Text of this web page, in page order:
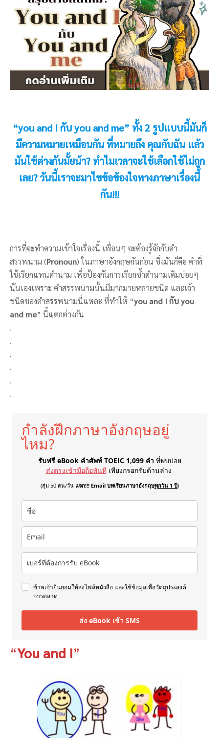
“you and I กับ you and me” ทั้ง 2 รูปแบบนี้มันก็
มีความหมายเหมือนกัน ที่หมายถึง คุณกับฉัน แล้ว
มันใช้ต่างกันมั้ยน้า? ทำไมเวลาจะใช้เลือกใช้ไม่ถูก
เลย? วันนี้เราจะมาไขข้อข้องใจทางภาษาเรื่องนี้
กัน!!!
การที่จะทำความเข้าใจเรื่องนี้ เพื่อนๆ จะต้องรู้จักกับคำ
สรรพนาม (Pronoun) ในภาษาอังกฤษกันก่อน ซึ่งมันก็คือ คำที่
ใช้เรียกแทนคำนาม เพื่อป้องกันการเรียกซ้ำคำนามเดิมบ่อยๆ
นั่นเองเพราะ คำสรรพนามนั้นมีมากมายหลายชนิด และเจ้า
ชนิดของคำสรรพนามนี่แหละ ที่ทำให้ “you and I กับ you
and me” นี้แตกต่างกัน
.
.
.
.
.
.
กำลังฝึกภาษาอังกฤษอยู่
ไหม?
รับฟรี eBook คำศัพท์ TOEIC 1,099 คำ ที่พบบ่อย
ส่งตรงเข้ามือถือทันที เพียงกรอกรับด้านล่าง
(สุ่ม 50 คน/วัน แจก!!! Email บทเรียนภาษาอังกฤษทุกวัน 1 ปี)
ข้าพเจ้ายินยอมให้ส่งไฟล์หนังสือ และใช้ข้อมูลเพื่อวัตถุประสงค์
การตลาด
ส่ง eBook เข้า SMS
“You and I”